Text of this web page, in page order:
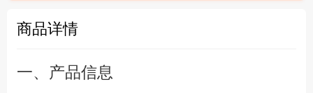
商品详情
一、产品信息